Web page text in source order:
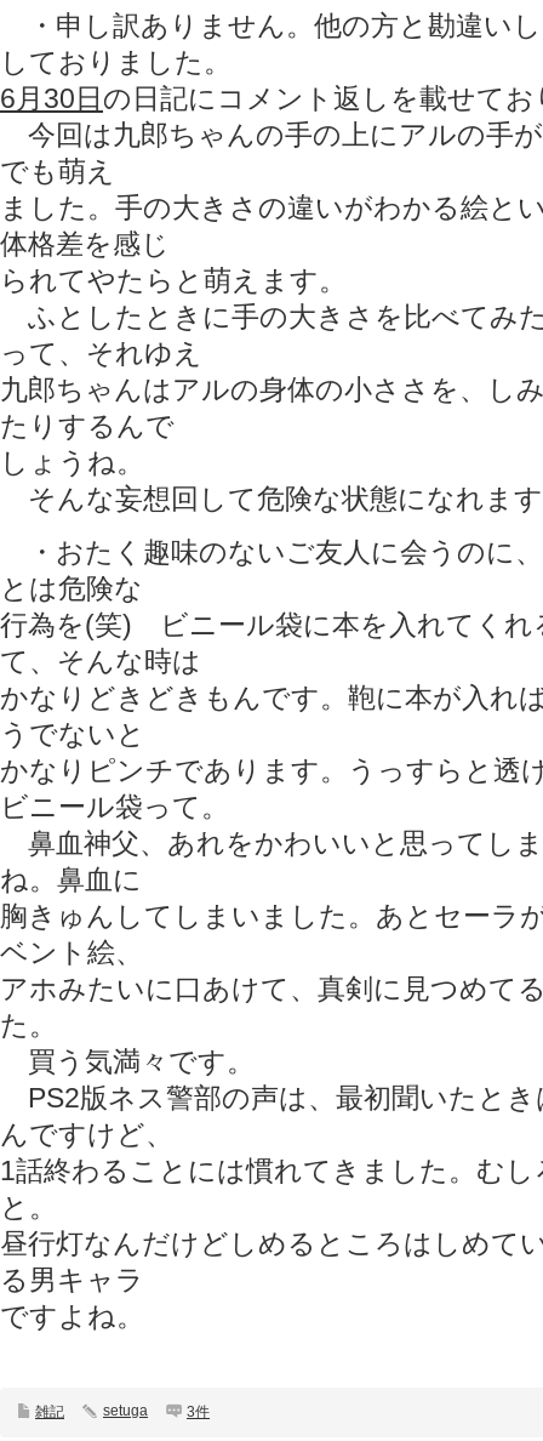
・申し訳ありません。他の方と勘違い
しておりました。
6月30日の日記にコメント返しを載せてお
今回は九郎ちゃんの手の上にアルの手
でも萌え
ました。手の大きさの違いがわかる絵と
体格差を感じ
られてやたらと萌えます。
ふとしたときに手の大きさを比べてみ
って、それゆえ
九郎ちゃんはアルの身体の小ささを、し
たりするんで
しょうね。
そんな妄想回して危険な状態になれま
・おたく趣味のないご友人に会うのに
とは危険な
行為を(笑) ビニール袋に本を入れてくれ
て、そんな時は
かなりどきどきもんです。鞄に本が入れ
うでないと
かなりピンチであります。うっすらと透
ビニール袋って。
鼻血神父、あれをかわいいと思ってし
ね。鼻血に
胸きゅんしてしまいました。あとセーラ
ベント絵、
アホみたいに口あけて、真剣に見つめて
た。
買う気満々です。
PS2版ネス警部の声は、最初聞いたと
んですけど、
1話終わることには慣れてきました。む
と。
昼行灯なんだけどしめるところはしめて
る男キャラ
ですよね。
雑記 setuga 3件